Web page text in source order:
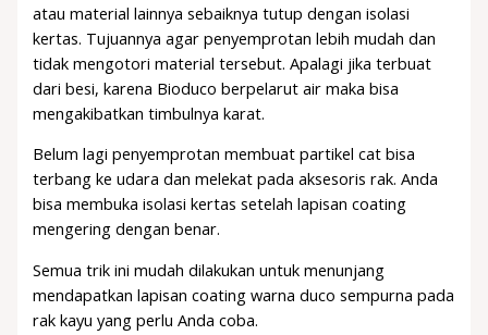
atau material lainnya sebaiknya tutup dengan isolasi
kertas. Tujuannya agar penyemprotan lebih mudah dan
tidak mengotori material tersebut. Apalagi jika terbuat
dari besi, karena Bioduco berpelarut air maka bisa
mengakibatkan timbulnya karat.
Belum lagi penyemprotan membuat partikel cat bisa
terbang ke udara dan melekat pada aksesoris rak. Anda
bisa membuka isolasi kertas setelah lapisan coating
mengering dengan benar.
Semua trik ini mudah dilakukan untuk menunjang
mendapatkan lapisan coating warna duco sempurna pada
rak kayu yang perlu Anda coba.